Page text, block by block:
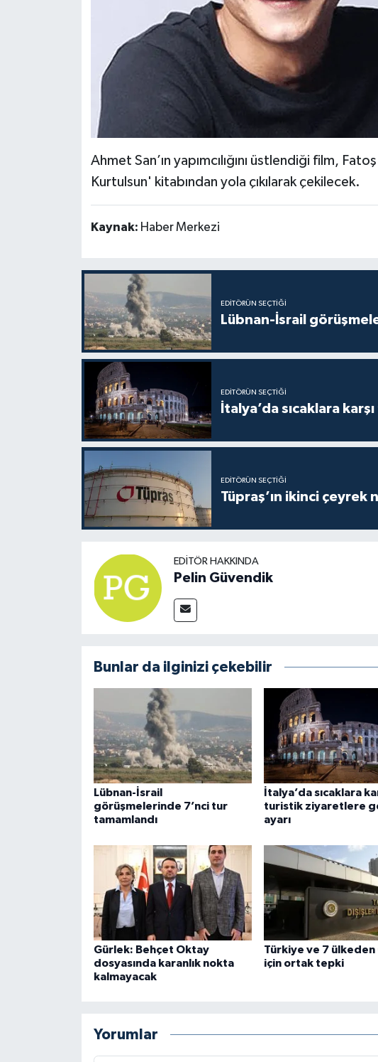
Ahmet San’ın yapımcılığını üstlendiği film,
Kurtulsun' kitabından yola çıkılarak çekilecek.
Kaynak: Haber Merkezi
EDITÖRÜN SEÇTIĞI
Lübnan-İsrail
EDITÖRÜN SEÇTIĞI
İtalya’da sıcaklara
EDITÖRÜN SEÇTIĞI
Tüpraş’ın ikinci çeyrek
EDITÖR HAKKINDA
Pelin Güvendik
Bunlar da ilginizi çekebilir
Lübnan-İsrail
görüşmelerinde 7’nci tur
tamamlandı
İtalya’da sıcaklara
turistik ziyaretlere
ayarı
Gürlek: Behçet Oktay
dosyasında karanlık nokta
kalmayacak
Türkiye ve 7 ülkeden
için ortak tepki
Yorumlar